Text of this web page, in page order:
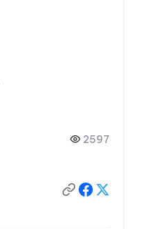
2597